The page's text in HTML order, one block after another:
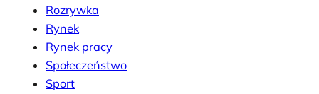
Rozrywka
Rynek
Rynek pracy
Społeczeństwo
Sport